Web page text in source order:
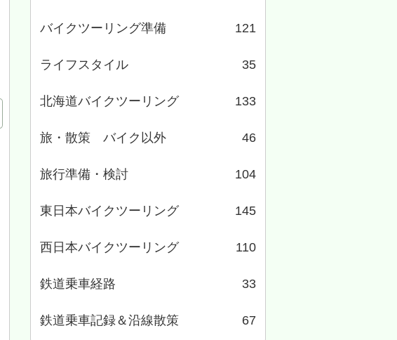
バイクツーリング準備 121
ライフスタイル 35
北海道バイクツーリング 133
旅・散策 バイク以外 46
旅行準備・検討 104
東日本バイクツーリング 145
西日本バイクツーリング 110
鉄道乗車経路 33
鉄道乗車記録＆沿線散策 67